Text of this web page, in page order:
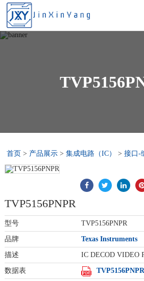
首页 > 产品展示 >集成电路（IC） >接口-
TVP5156PNPR
型号 TVP5156PNPR
品牌 Texas Instruments
描述 IC DECOD VIDEO
数据表